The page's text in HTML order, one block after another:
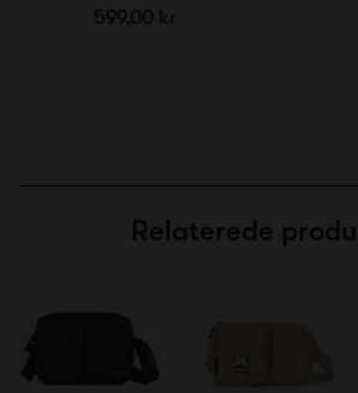
599,00 kr
Relaterede